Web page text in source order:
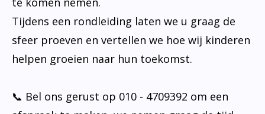
Tijdens een rondleiding laten we u graag de
sfeer proeven en vertellen we hoe wij kinderen
helpen groeien naar hun toekomst.
📞 Bel ons gerust op 010 - 4709392 om een